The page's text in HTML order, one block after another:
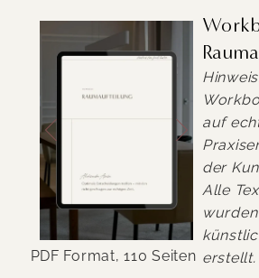
PDF Format, 110 Seiten
auf
der
Alle
erstellt.